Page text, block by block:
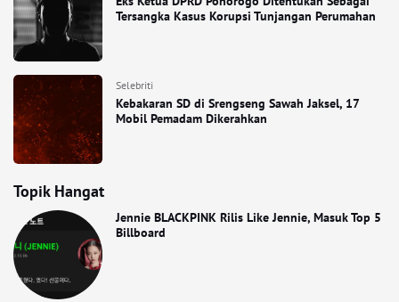
Tersangka Kasus Korupsi Tunjangan Perumahan
Selebriti
Kebakaran SD di Srengseng Sawah Jaksel, 17
Mobil Pemadam Dikerahkan
Topik Hangat
Jennie BLACKPINK Rilis Like Jennie, Masuk Top 5
Billboard